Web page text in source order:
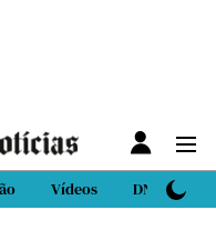
Vídeos DN Sport